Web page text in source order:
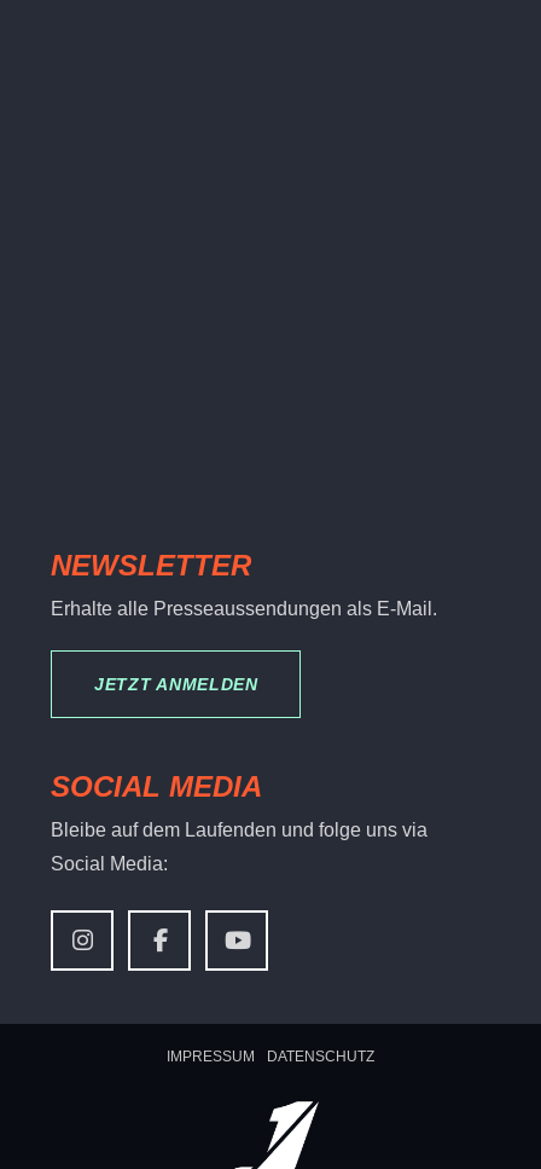
NEWSLETTER
Erhalte alle Presseaussendungen als E-Mail.
JETZT ANMELDEN
SOCIAL MEDIA
Bleibe auf dem Laufenden und folge uns via
Social Media:
IMPRESSUM DATENSCHUTZ